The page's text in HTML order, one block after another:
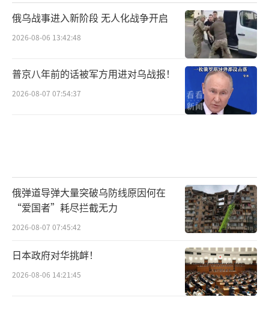
乌克兰的领土。2014年克里米亚通过公投回归
俄罗斯时，获得了超过90%的支持，但这一结
果并未获得广泛承认。在历史上，克里米亚曾
长期隶属于俄罗斯，直到1954年才被苏联划给
乌克兰，这也使得克里米亚问题变得更加复
城市，还能有效阻挡北约的扩张。克里米亚与
顿巴斯地区的控制，可以形成一道战略屏障，
防止北约的军事力量进一步渗透，保护俄罗斯
的西南边疆。
至于顿涅茨克、卢甘斯克、扎波罗热和赫
尔松这四个地区，它们对于俄罗斯的安全同样
具有重要意义。这些地区位于乌克兰东部，与
俄乌战事进入新阶段 无人化战争开启
2026-08-06 13:42:48
普京八年前的话被军方用进对乌战报！
2026-08-07 07:54:37
俄弹道导弹大量突破乌防线原因何在
“爱国者”耗尽拦截无力
2026-08-07 07:45:42
日本政府对华挑衅！
2026-08-06 14:21:45